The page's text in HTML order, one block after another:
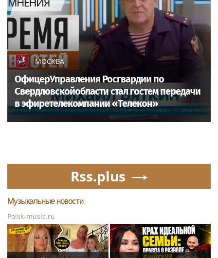
МОСКВА
ОфицерУправления Росгвардии по
Свердловскойобласти стал гостем передачи
в эфиретелекомпании «Телекон»
Rss.plus
Музыкальные новости
Poisk-music.ru